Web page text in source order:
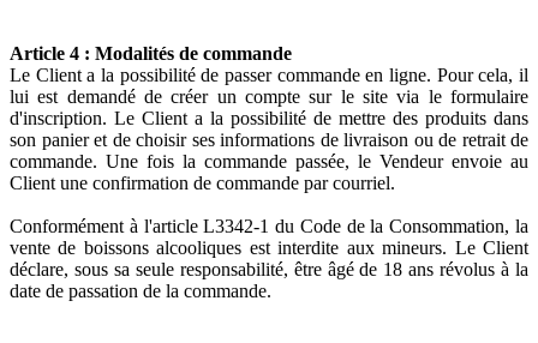
Article 4 : Modalités de commande
Le Client a la possibilité de passer commande en ligne. Pour cela, il
lui est demandé de créer un compte sur le site via le formulaire
d'inscription. Le Client a la possibilité de mettre des produits dans
son panier et de choisir ses informations de livraison ou de retrait de
commande. Une fois la commande passée, le Vendeur envoie au
Client une confirmation de commande par courriel.
Conformément à l'article L3342-1 du Code de la Consommation, la
vente de boissons alcooliques est interdite aux mineurs. Le Client
déclare, sous sa seule responsabilité, être âgé de 18 ans révolus à la
date de passation de la commande.